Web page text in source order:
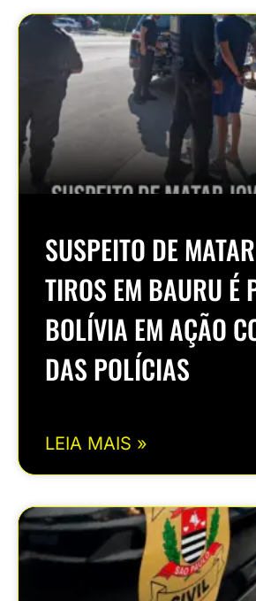
SUSPEITO DE
TIROS EM BAURU É
BOLÍVIA EM AÇÃO
DAS POLÍCIAS
LEIA MAIS »